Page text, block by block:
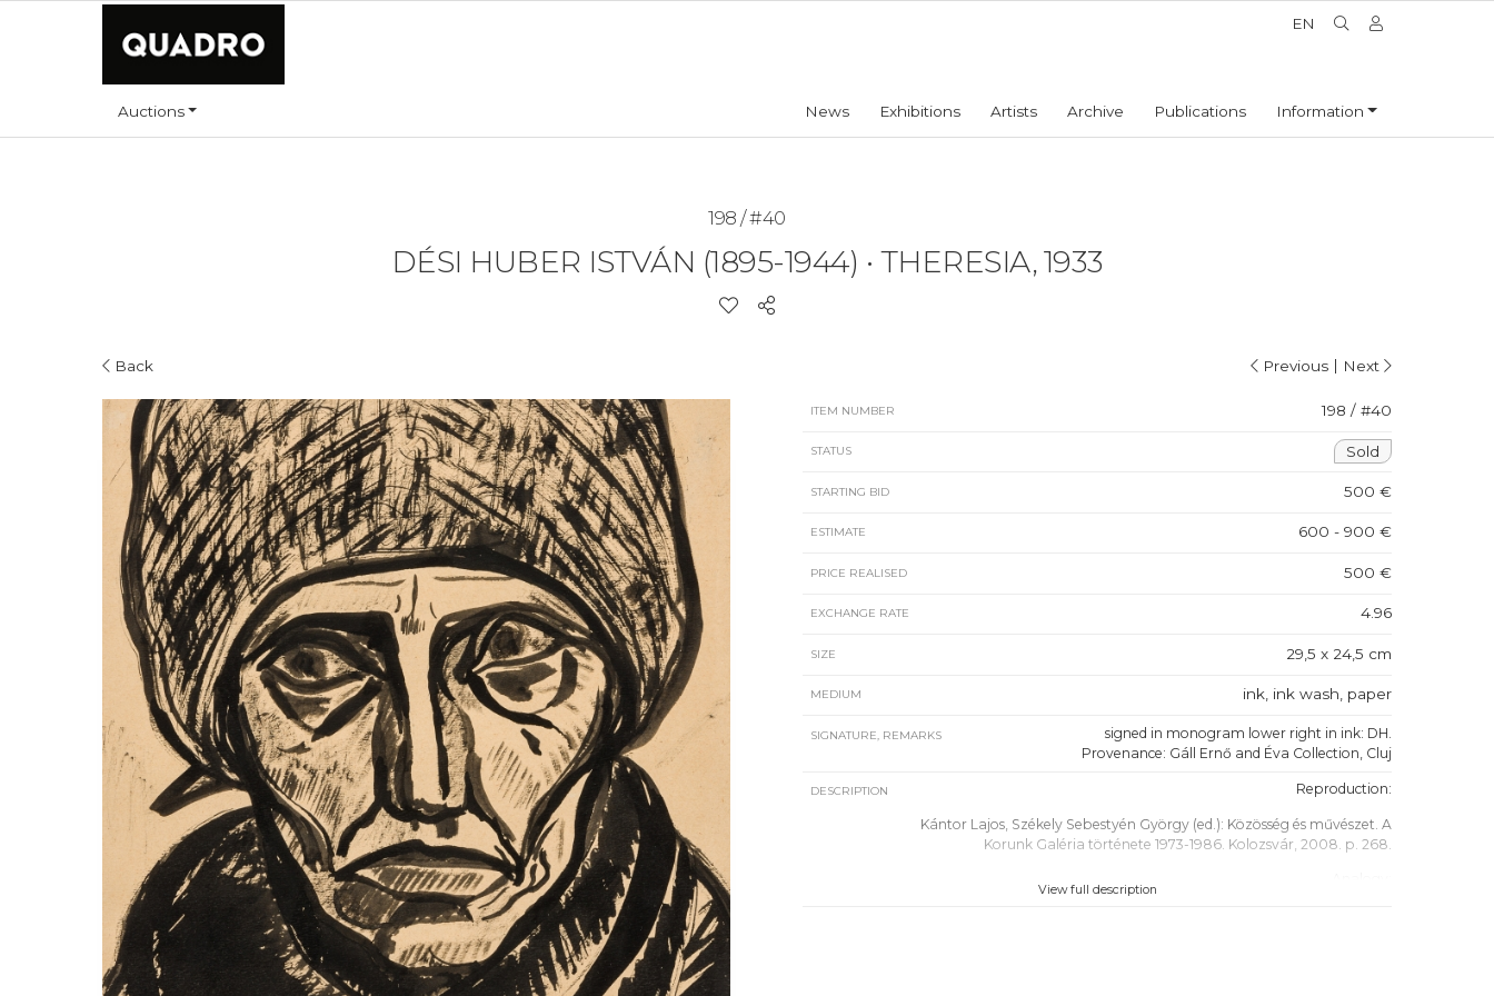
EN
Auctions News Exhibitions Artists Archive Publications Information
198 / #40
DÉSI HUBER ISTVÁN (1895-1944) • THERESIA, 1933
Back Previous | Next
ITEM NUMBER 198 / #40
STATUS Sold
STARTING BID 500 €
ESTIMATE 600 - 900 €
PRICE REALISED 500 €
EXCHANGE RATE 4.96
SIZE 29,5 x 24,5 cm
MEDIUM ink, ink wash, paper
SIGNATURE, REMARKS
signed in monogram lower right in ink: DH.
Provenance: Gáll Ernő and Éva Collection, Cluj
DESCRIPTION Reproduction:
Kántor Lajos, Székely Sebestyén György (ed.): Közösség és művészet. A
Korunk Galéria története 1973-1986. Kolozsvár, 2008. p. 268.
View full description